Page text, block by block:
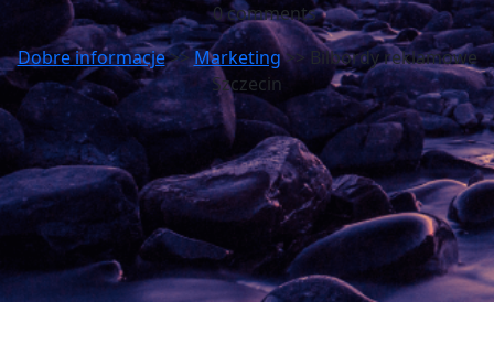
0 comments
Dobre informacje>>Marketing>> Bilbordy reklamowe
Szczecin